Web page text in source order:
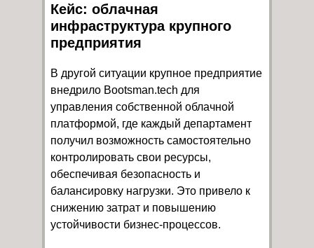
Кейс: облачная
инфраструктура крупного
предприятия
В другой ситуации крупное предприятие
внедрило Bootsman.tech для
управления собственной облачной
платформой, где каждый департамент
получил возможность самостоятельно
контролировать свои ресурсы,
обеспечивая безопасность и
балансировку нагрузки. Это привело к
снижению затрат и повышению
устойчивости бизнес-процессов.